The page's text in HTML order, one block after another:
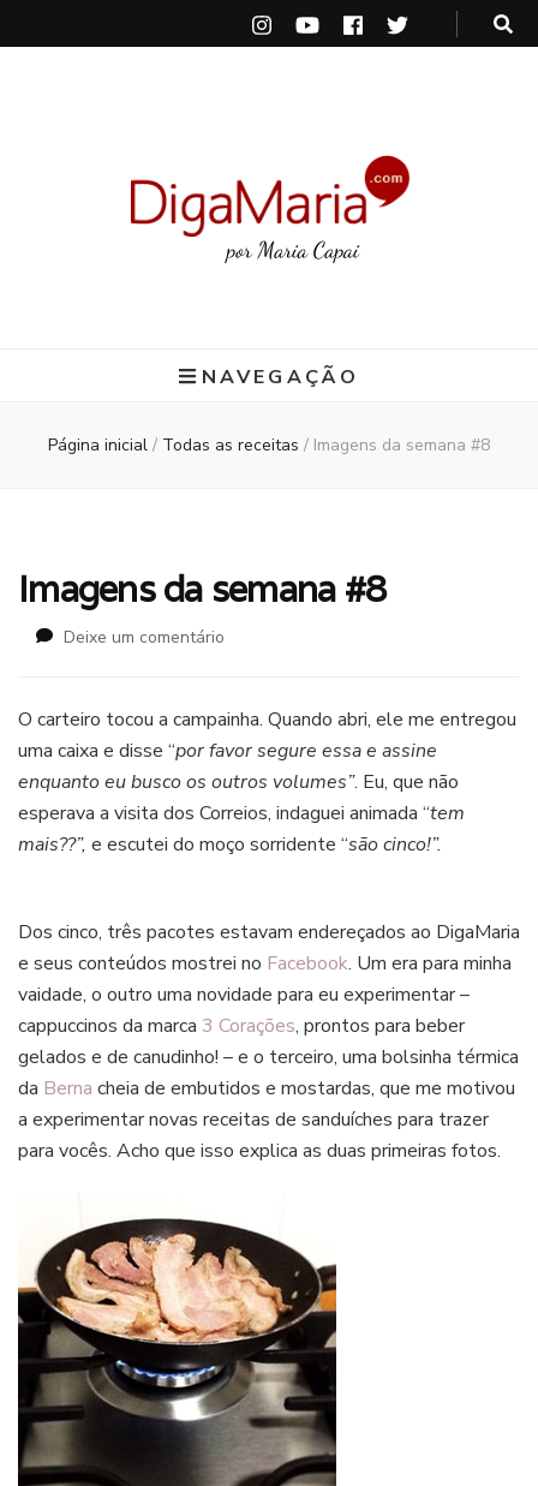
NAVEGAÇÃO
Página inicial / Todas as receitas / Imagens da semana #8
Imagens da semana #8
Deixe um comentário
semana
O carteiro tocou a campainha. Quando abri, ele me entregou
uma caixa e disse “por favor segure essa e assine
enquanto eu busco os outros volumes”. Eu, que não
esperava a visita dos Correios, indaguei animada “tem
mais??”, e escutei do moço sorridente “são cinco!”.
Dos cinco, três pacotes estavam endereçados ao DigaMaria
e seus conteúdos mostrei no Facebook. Um era para minha
vaidade, o outro uma novidade para eu experimentar –
cappuccinos da marca 3 Corações, prontos para beber
gelados e de canudinho! – e o terceiro, uma bolsinha térmica
da Berna cheia de embutidos e mostardas, que me motivou
a experimentar novas receitas de sanduíches para trazer
para vocês. Acho que isso explica as duas primeiras fotos.